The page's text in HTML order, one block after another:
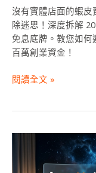
沒有實體店面的蝦
除迷思！深度拆解
免息底牌。教您如
百萬創業資金！
息？
蝦
皮
賣
必
閱讀全文 »
公